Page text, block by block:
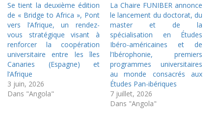
Se tient la deuxième édition
de « Bridge to Africa », Pont
vers l’Afrique, un rendez-
vous stratégique visant à
renforcer la coopération
universitaire entre les îles
Canaries (Espagne) et
l’Afrique
3 juin, 2026
Dans "Angola"
La Chaire FUNIBER annonce
le lancement du doctorat, du
master et de la
spécialisation en Études
Ibéro-américaines et de
l’Ibérophonie, premiers
programmes universitaires
au monde consacrés aux
Études Pan-ibériques
7 juillet, 2026
Dans "Angola"